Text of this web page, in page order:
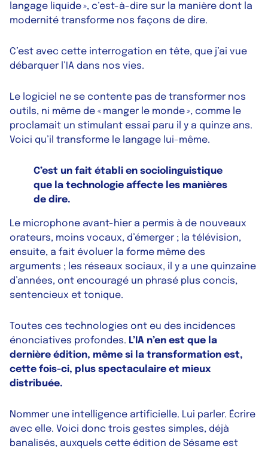
langage liquide », c’est-à-dire sur la manière dont la
modernité transforme nos façons de dire.
C’est avec cette interrogation en tête, que j’ai vue
débarquer l’IA dans nos vies.
Le logiciel ne se contente pas de transformer nos
outils, ni même de « manger le monde », comme le
proclamait un stimulant essai paru il y a quinze ans.
Voici qu’il transforme le langage lui-même.
C’est un fait établi en sociolinguistique
que la technologie affecte les manières
de dire.
Le microphone avant-hier a permis à de nouveaux
orateurs, moins vocaux, d’émerger ; la télévision,
ensuite, a fait évoluer la forme même des
arguments ; les réseaux sociaux, il y a une quinzaine
d’années, ont encouragé un phrasé plus concis,
sentencieux et tonique.
Toutes ces technologies ont eu des incidences
énonciatives profondes. L’IA n’en est que la
dernière édition, même si la transformation est,
cette fois-ci, plus spectaculaire et mieux
distribuée.
Nommer une intelligence artificielle. Lui parler. Écrire
avec elle. Voici donc trois gestes simples, déjà
banalisés, auxquels cette édition de Sésame est